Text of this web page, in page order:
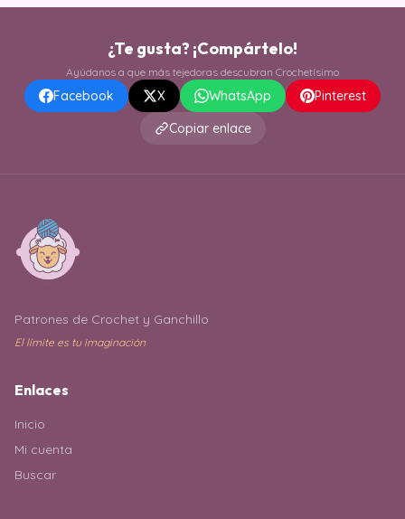
¿Te gusta? ¡Compártelo!
Ayúdanos a que más tejedoras descubran Crochetísimo
Facebook X WhatsApp
Pinterest
Copiar enlace
Patrones de Crochet y Ganchillo
El límite es tu imaginación
Enlaces
Inicio
Mi cuenta
Buscar